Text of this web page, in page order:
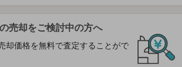
売却をご検討中の方へ
却価格を無料で査定することがで